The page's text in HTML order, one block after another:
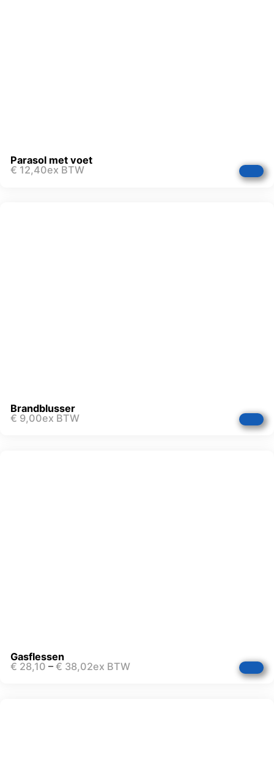
Parasol met voet
€ 12,40ex BTW
Brandblusser
€ 9,00ex BTW
Gasflessen
€ 28,10 – € 38,02ex BTW